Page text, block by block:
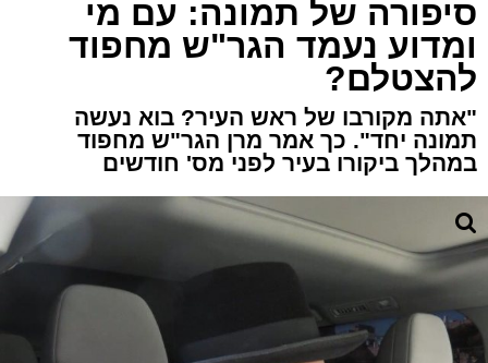
סיפורה של תמונה: עם מי
ומדוע נעמד הגר"ש מחפוד
להצטלם?
"אתה מקורבו של ראש העיר? בוא נעשה
תמונה יחד". כך אמר מרן הגר"ש מחפוד
במהלך ביקורו בעיר לפני מס' חודשים